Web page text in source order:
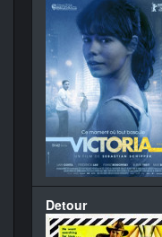
Detour